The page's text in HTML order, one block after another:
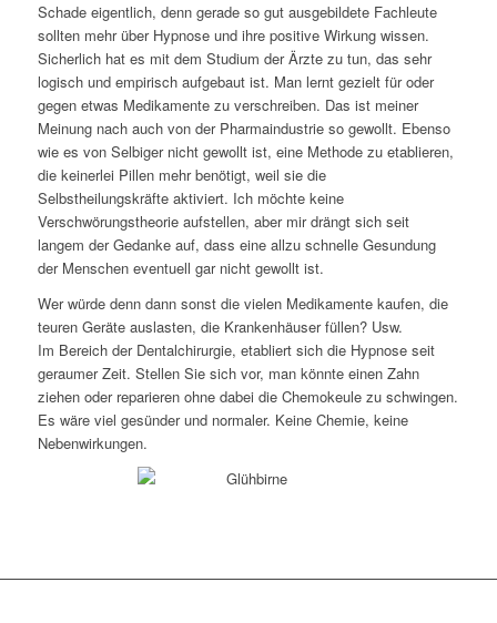
Schade eigentlich, denn gerade so gut ausgebildete Fachleute
sollten mehr über Hypnose und ihre positive Wirkung wissen.
Sicherlich hat es mit dem Studium der Ärzte zu tun, das sehr
logisch und empirisch aufgebaut ist. Man lernt gezielt für oder
gegen etwas Medikamente zu verschreiben. Das ist meiner
Meinung nach auch von der Pharmaindustrie so gewollt. Ebenso
wie es von Selbiger nicht gewollt ist, eine Methode zu etablieren,
die keinerlei Pillen mehr benötigt, weil sie die
Selbstheilungskräfte aktiviert. Ich möchte keine
Verschwörungstheorie aufstellen, aber mir drängt sich seit
langem der Gedanke auf, dass eine allzu schnelle Gesundung
der Menschen eventuell gar nicht gewollt ist.
Wer würde denn dann sonst die vielen Medikamente kaufen, die
teuren Geräte auslasten, die Krankenhäuser füllen? Usw.
Im Bereich der Dentalchirurgie, etabliert sich die Hypnose seit
geraumer Zeit. Stellen Sie sich vor, man könnte einen Zahn
ziehen oder reparieren ohne dabei die Chemokeule zu schwingen.
Es wäre viel gesünder und normaler. Keine Chemie, keine
Nebenwirkungen.